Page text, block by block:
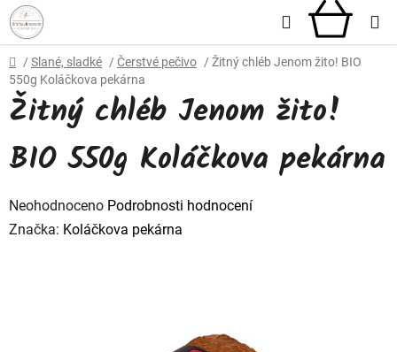
Přejít
na
obsah
Hledat
Domů
/ Slané, sladké / Čerstvé pečivo / Žitný chléb Jenom žito! BIO
550g Koláčkova pekárna
Žitný chléb Jenom žito!
BIO 550g Koláčkova pekárna
Průměrné
hodnocení
Neohodnoceno Podrobnosti hodnocení
Značka: Koláčkova pekárna